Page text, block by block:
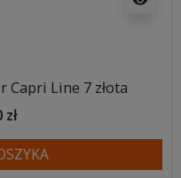
Capri Line 7 złota